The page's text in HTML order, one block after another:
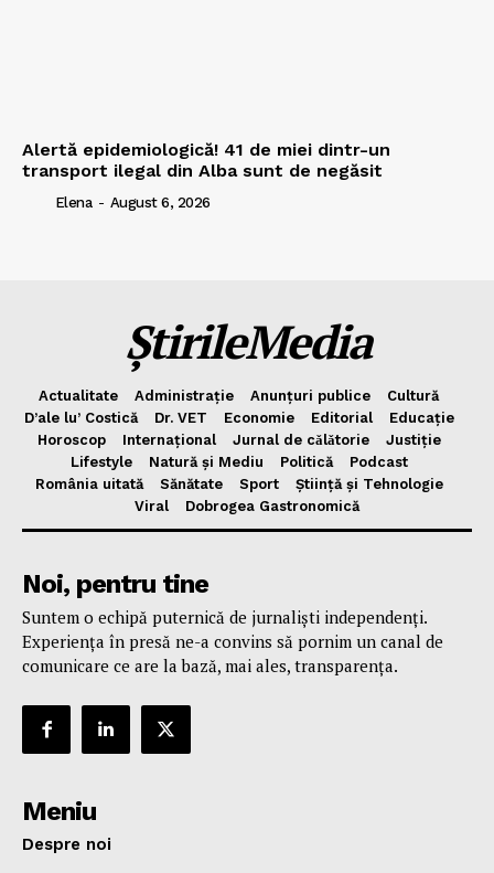
Alertă epidemiologică! 41 de miei dintr-un
transport ilegal din Alba sunt de negăsit
Elena - August 6, 2026
ȘtirileMedia
Actualitate Administrație Anunțuri publice
Cultură
D’ale lu’ Costică
Dr. VET Economie Editorial
Educație
Horoscop
Internațional Jurnal de cǎlǎtorie
Justiție
Lifestyle
Natură și Mediu Politică
Podcast
România uitată
Sănătate Sport
Știință și Tehnologie
Viral
Dobrogea Gastronomică
Noi, pentru tine
Suntem o echipă puternică de jurnaliști independenți.
Experiența în presă ne-a convins să pornim un canal de
comunicare ce are la bază, mai ales, transparența.
Meniu
Despre noi